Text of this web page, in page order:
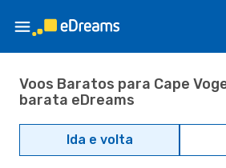
Voos Baratos para Cape
barata eDreams
Ida e volta